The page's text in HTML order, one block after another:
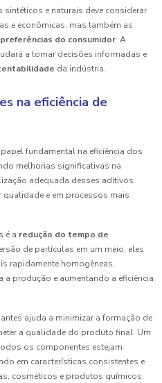
sintéticos e naturais deve considerar
e econômicas, mas também as
preferências do consumidor. A
a tomar decisões informadas e
da indústria.
na eficiência de
fundamental na eficiência dos
melhorias significativas na
adequada desses aditivos
e em processos mais
é a redução do tempo de
de partículas em um meio, eles
rapidamente homogêneas,
produção e aumentando a eficiência
ajuda a minimizar a formação de
a qualidade do produto final. Um
os componentes estejam
em características consistentes e
cosméticos e produtos químicos.